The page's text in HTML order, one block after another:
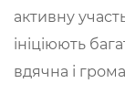
активну
ініціюють
вдячна і